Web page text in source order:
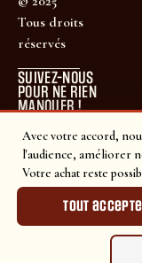
Avec votre accord,
l'audience, améliorer
Votre achat reste
Tout
Tous droits
réservés
SUIVEZ-NOUS
POUR NE RIEN
MANQUER !